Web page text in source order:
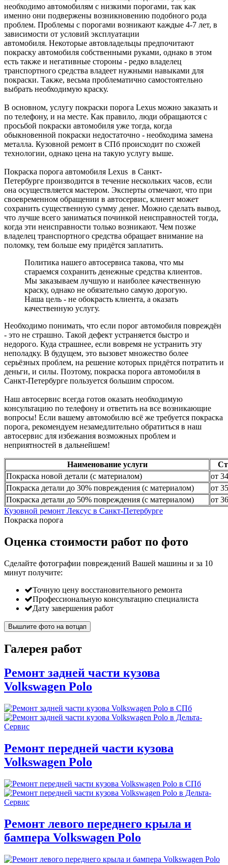
необходимо автомобилям с низкими порогами, так как
именно они подвержены возникновению подобного рода
проблем. Проблемы с порогами возникают каждые 4-7 лет, в
зависимости от условий эксплуатации
автомобиля. Некоторые автовладельцы предпочитают
покраску автомобиля собственными руками, однако в этом
есть также и негативные стороны - редко владелец
транспортного средства владеет нужными навыками для
покраски. Также, весьма проблематично самостоятельно
выбрать необходимую краску.
В основном, услугу покраски порога Lexus можно заказать и
по телефону, и на месте. Как правило, люди обращаются с
просьбой покраски автомобиля уже тогда, когда
обыкновенной покраски недостаточно - необходима замена
металла. Кузовной ремонт в СПб происходит по схожей
технологии, однако цена на такую услугу выше.
Покраска порога автомобиля Lexus в Санкт-
Петербурге производится в течение нескольких часов, если
она осуществляется мастером. Эксперты отмечают, что при
своевременном обращении в автосервис, клиент может
сохранить существенную сумму денег. Можно сделать вывод,
что лучше всего заниматься починкой неисправностей тогда,
когда эти неисправности только возникают. Чем позже
владелец транспортного средства обращает внимание на
поломку, тем больше ему придётся заплатить.
Политика нашего автосервиса такова, что мы
стараемся сохранить денежные средства клиентов.
Мы заказываем лучшую и наиболее качественную
краску, однако не обязательно самую дорогую.
Наша цель - не обокрасть клиента, а оказать
качественную услугу.
Необходимо понимать, что если порог автомобиля повреждён
- это не страшно. Такой дефект устраняется быстро и
недорого. Куда страшнее, если вовремя не устранить эту
неполадку. В будущем, это вызовет множество более
серьёзных проблем, на решение которых придётся потратить и
деньги, и силы. Поэтому, покраска порога автомобиля в
Санкт-Петербурге пользуется большим спросом.
Наш автосервис всегда готов оказать необходимую
консультацию по телефону и ответить на все возникающие
вопросы! Если вашему автомобилю всё же требуется покраска
порога, рекомендуем незамедлительно обратиться в наш
автосервис для избежания возможных проблем и
неприятностей в дальнейшем!
Наименование услуги
Покраска новой детали (с материалом)
от
Покраска детали до 30% повреждения (с материалом)
от
Покраска детали до 50% повреждения (с материалом)
от
Кузовной ремонт Лексус в Санкт-Петербурге
Покраска порога
Оценка стоимости работ по фото
Сделайте фотографии повреждений Вашей машины и за 10
минут получите:
Точную цену восстановительного ремонта
Профессиональную консультацию специалиста
Дату завершения работ
Вышлите фото на вотцап
Галерея работ
Ремонт задней части кузова
Volkswagen Polo
Ремонт передней части кузова
Volkswagen Polo
Ремонт левого переднего крыла и
бампера Volkswagen Polo